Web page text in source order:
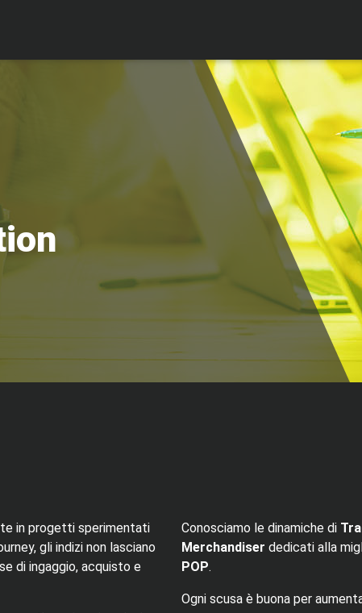
in progetti sperimentati
gli indizi non lasciano
di ingaggio, acquisto e
Conosciamo le dinamiche di
Merchandiser dedicati alla
POP.
Ogni scusa è buona per